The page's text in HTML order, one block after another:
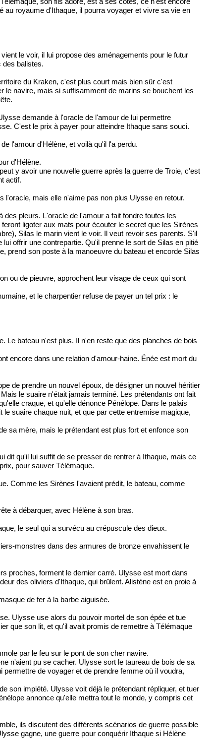
au royaume d'Ithaque, il pourra voyager et vivre sa vie en
le voir, il lui propose des aménagements pour le futur
des balistes.
du Kraken, c'est plus court mais bien sûr c'est
le navire, mais si suffisamment de marins se bouchent les
demande à l'oracle de l'amour de lui permettre
C'est le prix à payer pour atteindre Ithaque sans souci.
l'amour d'Hélène, et voilà qu'il l'a perdu.
d'Hélène.
y avoir une nouvelle guerre après la guerre de Troie, c'est
actif.
mais elle n'aime pas non plus Ulysse en retour.
pleurs. L'oracle de l'amour a fait fondre toutes les
ligoter aux mats pour écouter le secret que les Sirènes
Silas le marin vient le voir. Il veut revoir ses parents. S'il
offrir une contrepartie. Qu'il prenne le sort de Silas en pitié
prend son poste à la manoeuvre du bateau et encorde Silas
ou de pieuvre, approchent leur visage de ceux qui sont
et le charpentier refuse de payer un tel prix : le
Le bateau n'est plus. Il n'en reste que des planches de bois
encore dans une relation d'amour-haine. Énée est mort du
de prendre un nouvel époux, de désigner un nouvel héritier
le suaire n'était jamais terminé. Les prétendants ont fait
craque, et qu'elle dénonce Pénélope. Dans le palais
suaire chaque nuit, et que par cette entremise magique,
sa mère, mais le prétendant est plus fort et enfonce son
dit qu'il lui suffit de se presser de rentrer à Ithaque, mais ce
pour sauver Télémaque.
Comme les Sirènes l'avaient prédit, le bateau, comme
à débarquer, avec Hélène à son bras.
le seul qui a survécu au crépuscule des dieux.
monstres dans des armures de bronze envahissent le
proches, forment le dernier carré. Ulysse est mort dans
des oliviers d'Ithaque, qui brûlent. Alistène est en proie à
de fer à la barbe aiguisée.
Ulysse use alors du pouvoir mortel de son épée et tue
que son lit, et qu'il avait promis de remettre à Télémaque
par le feu sur le pont de son cher navire.
n'aient pu se cacher. Ulysse sort le taureau de bois de sa
permettre de voyager et de prendre femme où il voudra,
son impiété. Ulysse voit déjà le prétendant répliquer, et tuer
annonce qu'elle mettra tout le monde, y compris cet
ils discutent des différents scénarios de guerre possible
gagne, une guerre pour conquérir Ithaque si Hélène